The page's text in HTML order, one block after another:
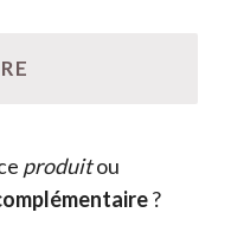
produitou
?